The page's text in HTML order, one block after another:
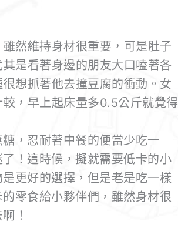
然維持身材很重要，可是肚子
是看著身邊的朋友大口嗑著各
想抓著他去撞豆腐的衝動。女
，早上起床量多0.5公斤就覺得
，忍耐著中餐的便當少吃一
！這時候，擬就需要低卡的小
更好的選擇，但是老是吃一樣
零食給小夥伴們，雖然身材很
！